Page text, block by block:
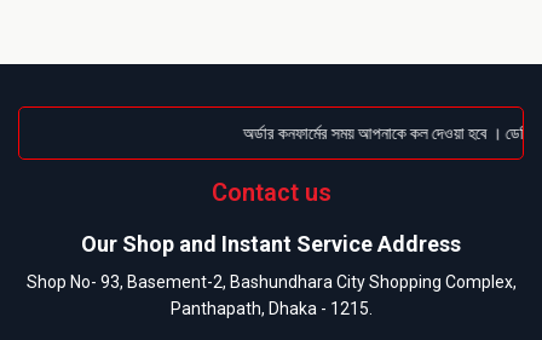
অর্ডার কনফার্মের সময় আপনাকে কল দেওয়া হবে ।
Contact us
Our Shop and Instant Service Address
Shop No- 93, Basement-2, Bashundhara City Shopping Complex,
Panthapath, Dhaka - 1215.